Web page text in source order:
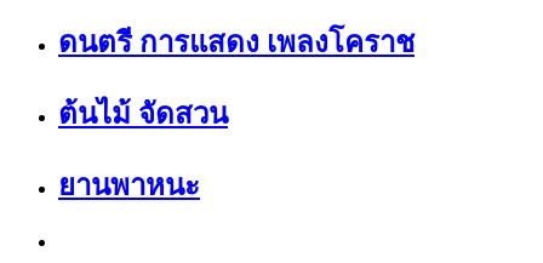
ดนตรี การแสดง เพลงโคราช
ต้นไม้ จัดสวน
ยานพาหนะ